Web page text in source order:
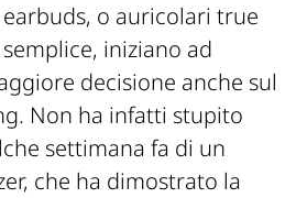
o auricolari true
iniziano ad
decisione anche sul
Non ha infatti stupito
settimana fa di un
che ha dimostrato la